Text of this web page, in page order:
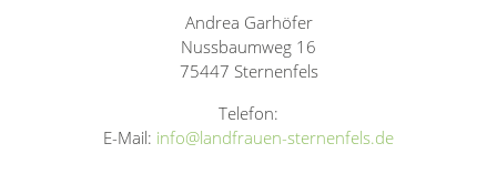
Andrea Garhöfer
Nussbaumweg 16
75447 Sternenfels
Telefon:
E-Mail: info@landfrauen-sternenfels.de